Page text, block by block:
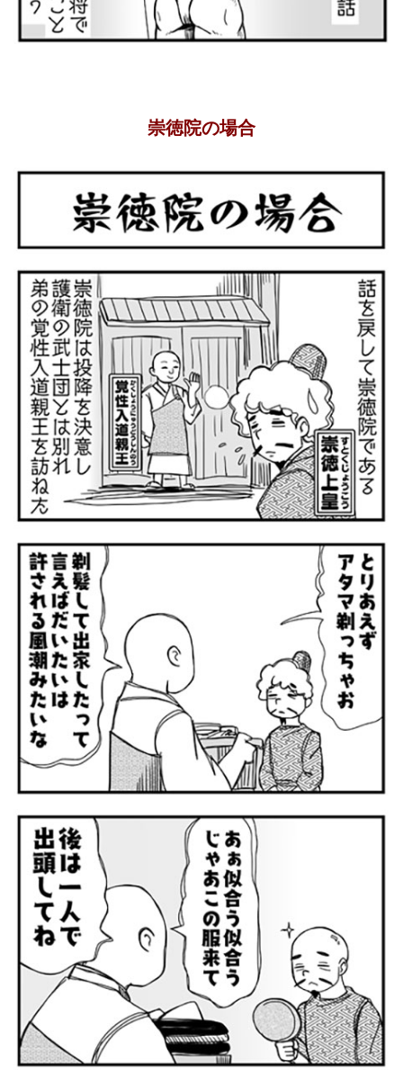
崇徳院の場合